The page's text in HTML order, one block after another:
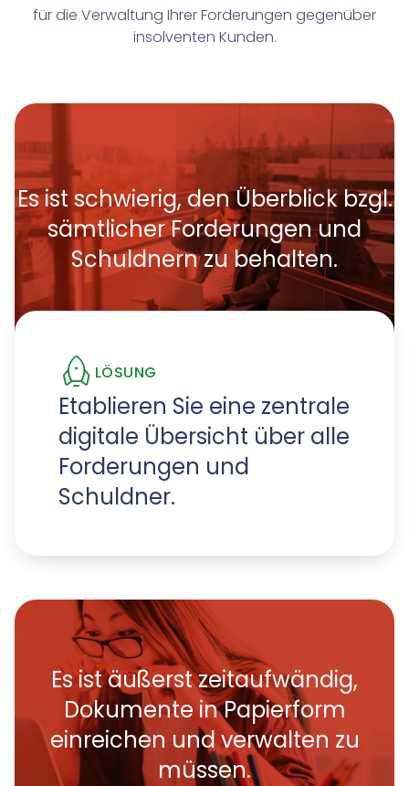
für die Verwaltung Ihrer Forderungen gegenüber
insolventen Kunden.
Es ist schwierig, den Überblick bzgl.
sämtlicher Forderungen und
Schuldnern zu behalten.
LÖSUNG
Etablieren Sie eine zentrale
digitale Übersicht über alle
Forderungen und
Schuldner.
Es ist äußerst zeitaufwändig,
Dokumente in Papierform
einreichen und verwalten zu
müssen.